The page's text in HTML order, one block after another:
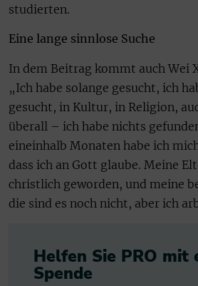
studierten.
Eine lange sinnlose Suche
In dem Beitrag kommt auch Wei
„Ich habe solange gesucht, ich
gesucht, in Kultur, in Religion,
überall – ich habe nichts
eineinhalb Monaten habe ich
dass ich an Gott glaube. Meine
christlich geworden, und meine
die sind es noch nicht, aber ich
Helfen Sie PRO mit
Spende